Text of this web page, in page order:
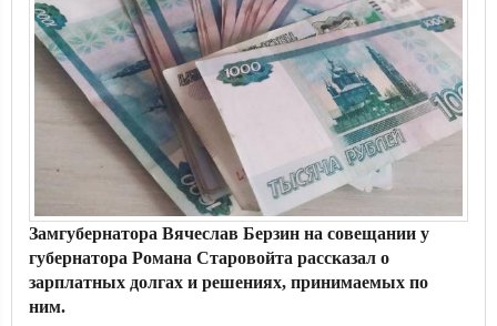
Замгубернатора Вячеслав Берзин на совещании у
губернатора Романа Старовойта рассказал о
зарплатных долгах и решениях, принимаемых по
ним.